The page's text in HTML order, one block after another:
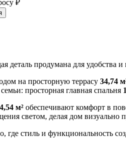
₽
деталь продумана для удобства
на просторную террасу 34,74
просторная главная спальня
4,54 м² обеспечивают комфорт в
светом, делая дом визуально
где стиль и функциональность